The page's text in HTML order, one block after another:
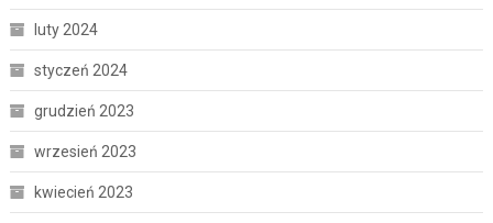
luty 2024
styczeń 2024
grudzień 2023
wrzesień 2023
kwiecień 2023